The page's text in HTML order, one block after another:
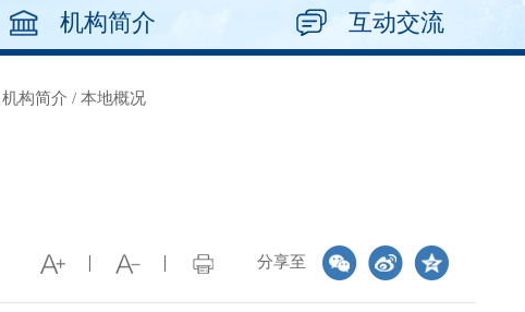
机构简介 互动交流
机构简介 / 本地概况
分享至